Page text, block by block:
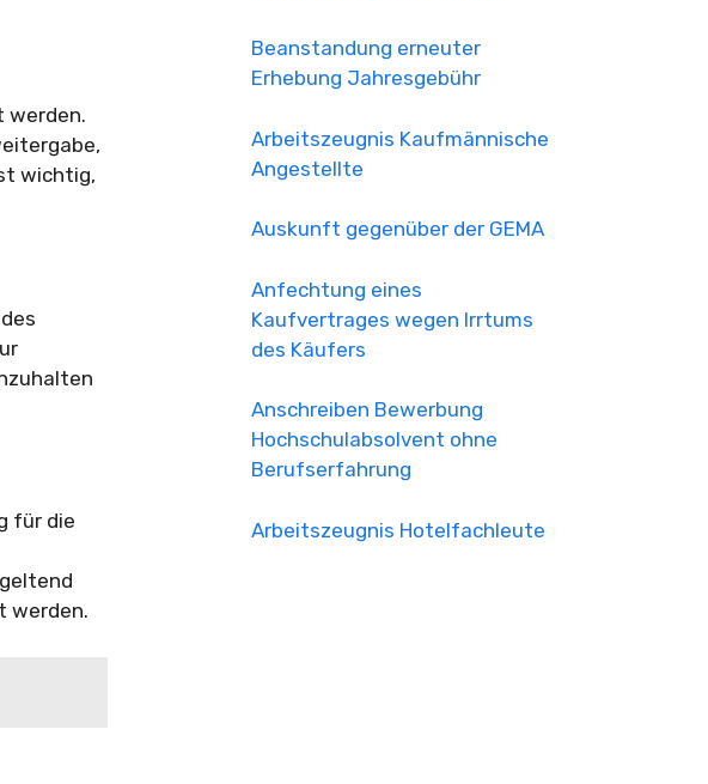
werden.
wichtig,
für die
werden.
Beanstandung erneuter
Erhebung Jahresgebühr
Arbeitszeugnis Kaufmännische
Angestellte
Auskunft gegenüber der GEMA
Anfechtung eines
Kaufvertrages wegen Irrtums
des Käufers
Anschreiben Bewerbung
Hochschulabsolvent ohne
Berufserfahrung
Arbeitszeugnis Hotelfachleute